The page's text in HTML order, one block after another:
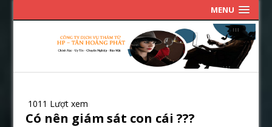
MENU
1011 Lượt xem
Có nên giám sát con cái ???